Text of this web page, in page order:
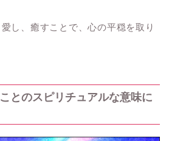
し、癒すことで、心の平穏を取り
とのスピリチュアルな意味に